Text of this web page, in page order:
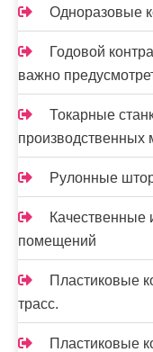
Одноразовые
Годовой
важно
Токарные
производственных
Рулонные
Качественные
помещений
Пластиковые
трасс.
Пластиковые